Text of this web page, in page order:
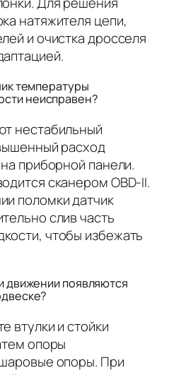
натяжителя цепи,
и очистка дросселя
температуры
неисправен?
нестабильный
расход
приборной панели.
сканером OBD-II.
поломки датчик
слив часть
чтобы избежать
движении появляются
втулки и стойки
опоры
опоры. При